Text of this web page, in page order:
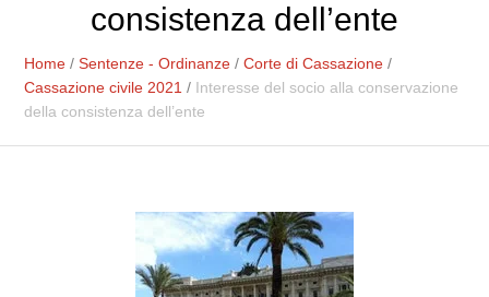
consistenza dell’ente
Home /Sentenze - Ordinanze /Corte di Cassazione /
Cassazione civile 2021 / Interesse del socio alla conservazione
della consistenza dell’ente